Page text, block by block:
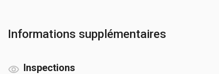
Informations supplémentaires
Inspections